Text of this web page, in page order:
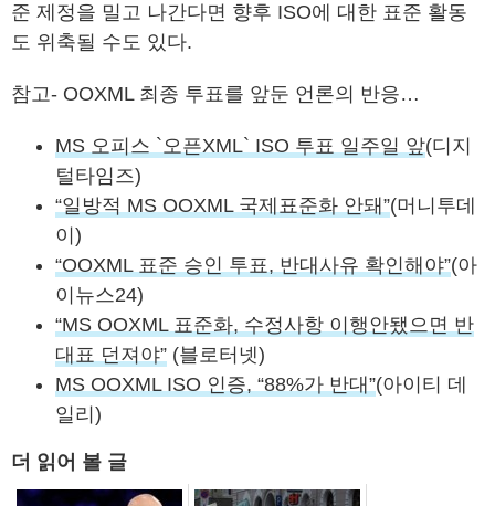
준 제정을 밀고 나간다면 향후 ISO에 대한 표준 활동
도 위축될 수도 있다.
참고- OOXML 최종 투표를 앞둔 언론의 반응…
MS 오피스 `오픈XML` ISO 투표 일주일 앞(디지
털타임즈)
“일방적 MS OOXML 국제표준화 안돼”(머니투데
이)
“OOXML 표준 승인 투표, 반대사유 확인해야”(아
이뉴스24)
“MS OOXML 표준화, 수정사항 이행안됐으면 반
대표 던져야” (블로터넷)
MS OOXML ISO 인증, “88%가 반대”(아이티 데
일리)
더 읽어 볼 글